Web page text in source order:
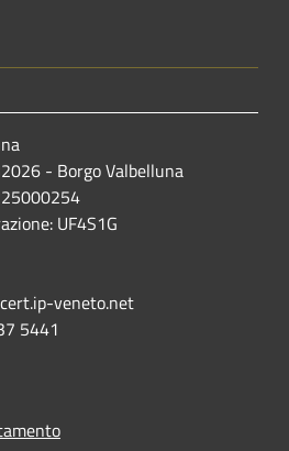
- Borgo Valbelluna
UF4S1G
veneto.net
5441